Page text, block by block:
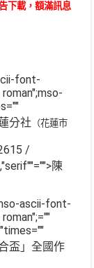
下載，額滿訊息
font-
分社 （花蓮市
/
陳
ascii-font-
盃」全國作